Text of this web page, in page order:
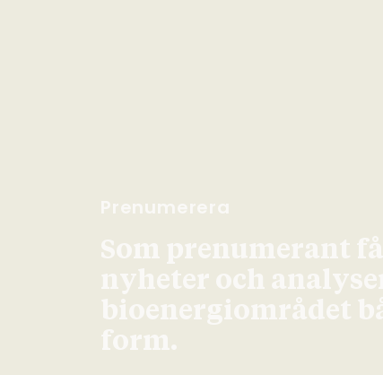
Prenumerera
Som prenumerant
nyheter och
bioenergiområdet
form.